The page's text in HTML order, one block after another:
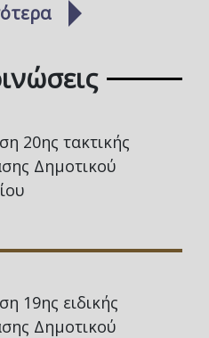
20ης τακτικής
Δημοτικού
19ης ειδικής
Δημοτικού